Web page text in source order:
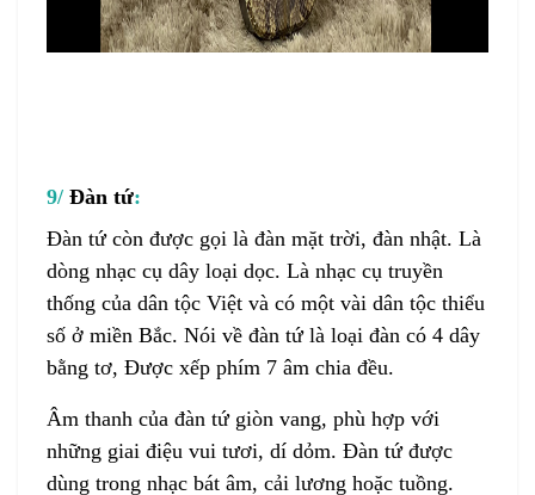
9/ Đàn tứ:
Đàn tứcòn được gọi là đàn mặt trời, đàn nhật. Là
dòng nhạc cụ dây loại dọc. Là nhạc cụ truyền
thống của dân tộc Việt và có một vài dân tộc thiểu
số ở miền Bắc. Nói về đàn tứ là loại đàn có 4 dây
bằng tơ, Được xếp phím 7 âm chia đều.
Âm thanh của đàn tứgiòn vang, phù hợp với
những giai điệu vui tươi, dí dỏm. Đàn tứđược
dùng trong nhạc bát âm, cải lương hoặc tuồng.